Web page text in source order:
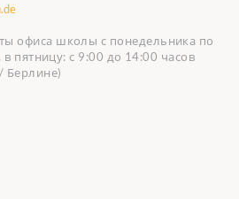
офиса школы с понедельника по
в пятницу: с 9:00 до 14:00 часов
Берлине)